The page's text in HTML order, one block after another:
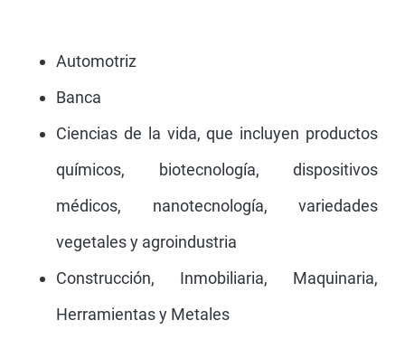
Automotriz
Banca
Ciencias de la vida, que incluyen productos
químicos, biotecnología, dispositivos
médicos, nanotecnología, variedades
vegetales y agroindustria
Construcción, Inmobiliaria, Maquinaria,
Herramientas y Metales